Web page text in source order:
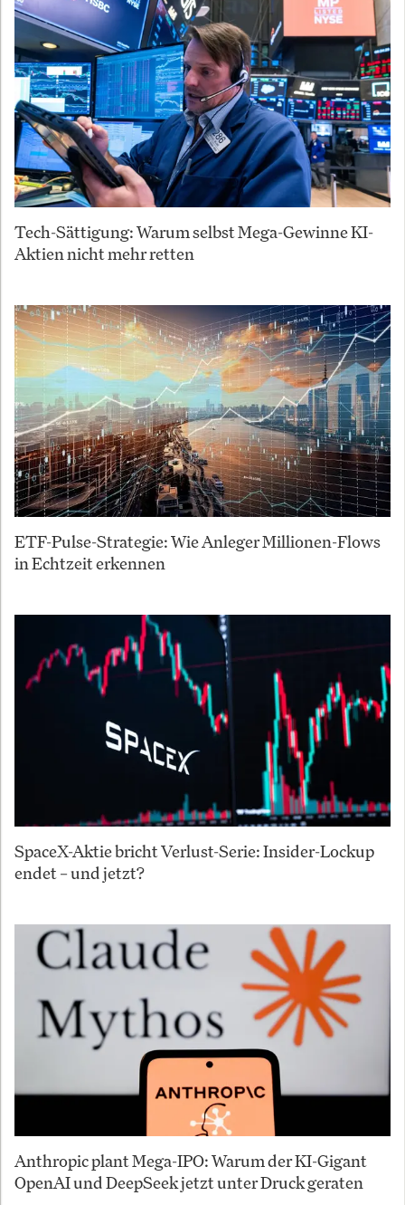
Tech-Sättigung: Warum selbst Mega-Gewinne KI-
Aktien nicht mehr retten
ETF-Pulse-Strategie: Wie Anleger Millionen-Flows
in Echtzeit erkennen
SpaceX-Aktie bricht Verlust-Serie: Insider-Lockup
endet – und jetzt?
Anthropic plant Mega-IPO: Warum der KI-Gigant
OpenAI und DeepSeek jetzt unter Druck geraten